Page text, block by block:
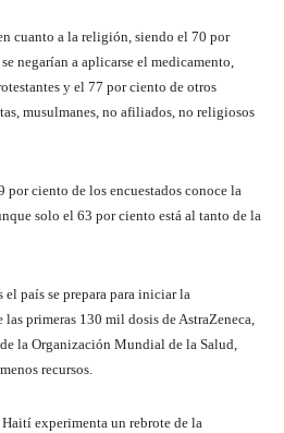
cuanto a la religión, siendo el 70 por
negarían a aplicarse el medicamento,
y el 77 por ciento de otros
musulmanes, no afiliados, no religiosos
por ciento de los encuestados conoce la
solo el 63 por ciento está al tanto de la
país se prepara para iniciar la
primeras 130 mil dosis de AstraZeneca,
la Organización Mundial de la Salud,
recursos.
experimenta un rebrote de la